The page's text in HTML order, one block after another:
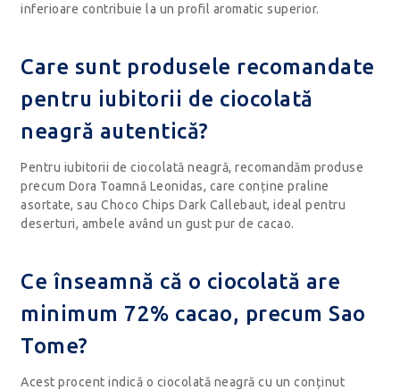
inferioare contribuie la un profil aromatic superior.
Care sunt produsele recomandate
pentru iubitorii de ciocolată
neagră autentică?
Pentru iubitorii de ciocolată neagră, recomandăm produse
precum Dora Toamnă Leonidas, care conține praline
asortate, sau Choco Chips Dark Callebaut, ideal pentru
deserturi, ambele având un gust pur de cacao.
Ce înseamnă că o ciocolată are
minimum 72% cacao, precum Sao
Tome?
Acest procent indică o ciocolată neagră cu un conținut